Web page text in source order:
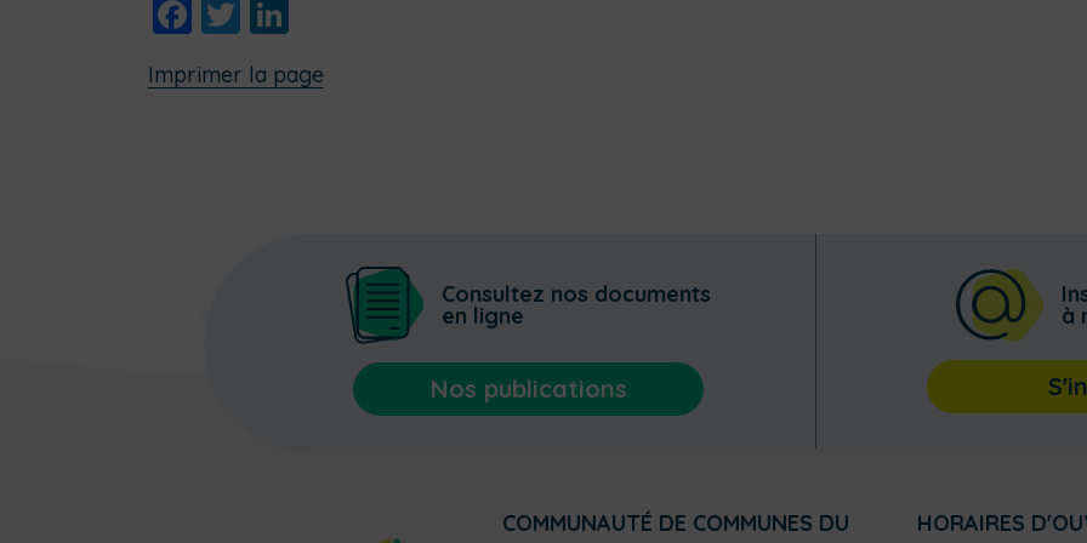
Facebook
Twitter
Imprimer la page
Consultez nos documents
en ligne
Nos publications
à
COMMUNAUTÉ DE COMMUNES DU
HORAIRES